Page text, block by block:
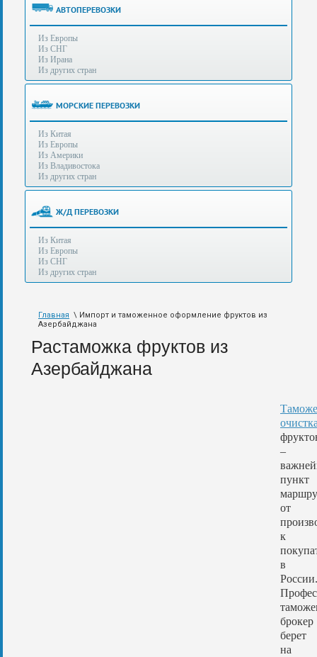
(Без
выходных
8:00
до
21:30)
Таможенное
оформление
грузов
аэропортах
Москвы
Шереметьево,
Внуково,
также
авиа,
железной
дороге.
АВТОПЕРЕВОЗКИ
Из Европы
Из СНГ
Из Ирана
Из других стран
МОРСКИЕ ПЕРЕВОЗКИ
Из Китая
Из Европы
Из Америки
Из Владивостока
Из других стран
Ж/Д ПЕРЕВОЗКИ
Из Китая
Из Европы
Из СНГ
Из других стран
Главная \ Импорт и таможенное оформление фруктов из
Азербайджана
Растаможка фруктов из
Азербайджана
–
пункт
от
к
в
России.
брокер
берет
на